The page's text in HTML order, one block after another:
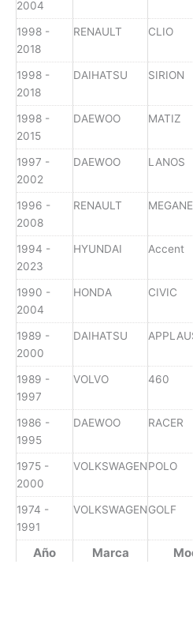
Año Marca
2004
1998 -
2018
RENAULT CLIO
1998 -
2018
DAIHATSU SIRION
1998 -
2015
DAEWOO MATIZ
1997 -
2002
DAEWOO LANOS
1996 -
2008
RENAULT MEGANE
1994 -
2023
HYUNDAI Accent
1990 -
2004
HONDA CIVIC
1989 -
2000
DAIHATSU
1989 -
1997
VOLVO 460
1986 -
1995
DAEWOO RACER
1975 -
2000
VOLKSWAGENPOLO
1974 -
1991
VOLKSWAGENGOLF